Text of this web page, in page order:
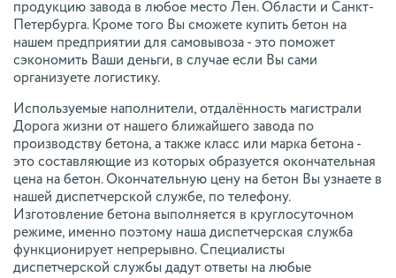
продукцию завода в любое место Лен. Области и Санкт-
Петербурга. Кроме того Вы сможете купить бетон на
нашем предприятии для самовывоза - это поможет
сэкономить Ваши деньги, в случае если Вы сами
организуете логистику.
Используемые наполнители, отдалённость магистрали
Дорога жизни от нашего ближайшего завода по
производству бетона, а также класс или марка бетона -
это составляющие из которых образуется окончательная
цена на бетон. Окончательную цену на бетон Вы узнаете в
нашей диспетчерской службе, по телефону.
Изготовление бетона выполняется в круглосуточном
режиме, именно поэтому наша диспетчерская служба
функционирует непрерывно. Специалисты
диспетчерской службы дадут ответы на любые